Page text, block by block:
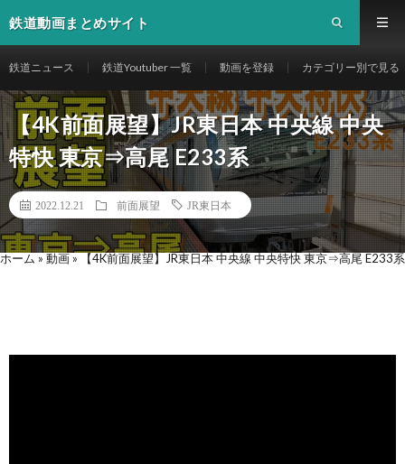
鉄道動画まとめサイト
鉄道ニュース 鉄道Youtuber 一覧 動画を登録 カテゴリー別で見る
【4K前面展望】JR東日本 中央線 中央
特快 東京⇒高尾 E233系
2022.12.21 前面展望 JR東日本
ホーム » 動画 » 【4K前面展望】JR東日本 中央線 中央特快 東京⇒高尾 E233系